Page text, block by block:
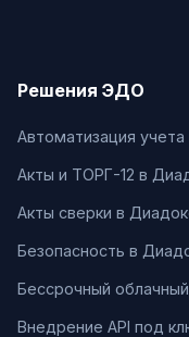
Решения ЭДО
Автоматизация
Акты и ТОРГ-12 в
Акты сверки в
Безопасность в
Бессрочный
Внедрение API под